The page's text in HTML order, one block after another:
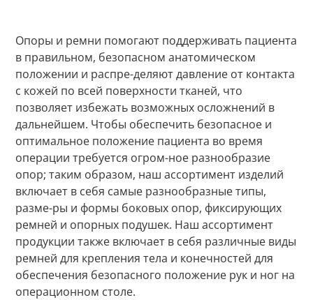
Опоры и ремни помогают поддерживать пациента
в правильном, безопасном анатомическом
положении и распре-деляют давление от контакта
с кожей по всей поверхности тканей, что
позволяет избежать возможных осложнений в
дальнейшем. Чтобы обеспечить безопасное и
оптимальное положение пациента во время
операции требуется огром-ное разнообразие
опор; таким образом, наш ассортимент изделий
включает в себя самые разнообразные типы,
разме-ры и формы боковых опор, фиксирующих
ремней и опорных подушек. Наш ассортимент
продукции также включает в себя различные виды
ремней для крепления тела и конечностей для
обеспечения безопасного положение рук и ног на
операционном столе.